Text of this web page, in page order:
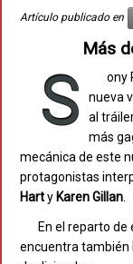
Artículo publicado en
Más
S
ony
nueva
al
más
mecánica de este
protagonistas
Harty KarenGillan.
En el reparto
encuentra también